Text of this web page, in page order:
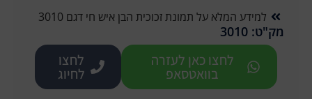
למידע המלא על תמונת זכוכית הבן איש חי דגם 3010
מק"ט: 3010
לחצו כאן לעזרה
בוואטסאפ
לחצו
לחיוג